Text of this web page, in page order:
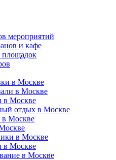
мероприятий
и кафе
площадок
в Москве
в Москве
в Москве
отдых в Москве
в Москве
в Москве
в Москве
в Москве